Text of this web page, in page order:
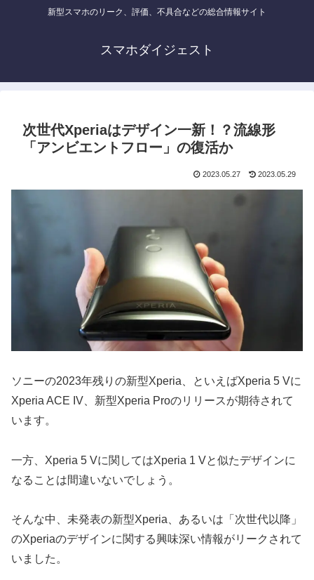
新型スマホのリーク、評価、不具合などの総合情報サイト
スマホダイジェスト
次世代Xperiaはデザイン一新！？流線形
「アンビエントフロー」の復活か
2023.05.27 2023.05.29
ソニーの2023年残りの新型Xperia、といえばXperia 5 Vに
Xperia ACE IV、新型Xperia Proのリリースが期待されて
います。
一方、Xperia 5 Vに関してはXperia 1 Vと似たデザインに
なることは間違いないでしょう。
そんな中、未発表の新型Xperia、あるいは「次世代以降」
のXperiaのデザインに関する興味深い情報がリークされて
いました。